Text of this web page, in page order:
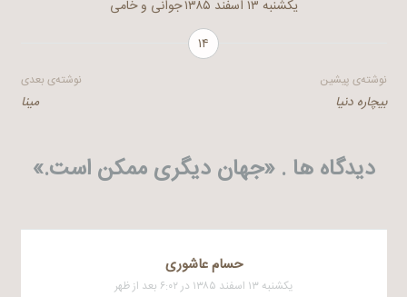
یکشنبه ۱۳ اسفند ۱۳۸۵
جوانی و خامی
۱۴
راهبری
نوشته
نوشته‌ی پیشین
بیچاره دنیا
نوشته‌ی بعدی
مینا
دیدگاه ها . «جهان دیگری ممکن است.»
حسام عاشوری
یکشنبه ۱۳ اسفند ۱۳۸۵ در ۶:۰۲ بعد از ظهر